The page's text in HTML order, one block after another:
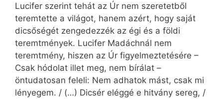
Lucifer szerint tehát az Úr nem szeretetből
teremtette a világot, hanem azért, hogy saját
dicsőségét zengedezzék az égi és a földi
teremtmények. Lucifer Madáchnál nem
teremtmény, hiszen az Úr figyelmeztetésére –
Csak hódolat illet meg, nem bírálat –
öntudatosan feleli: Nem adhatok mást, csak mi
lényegem. / (…) Dicsér eléggé e hitvány sereg, /